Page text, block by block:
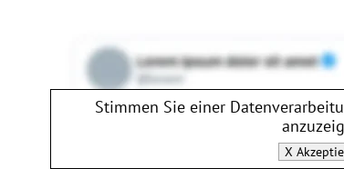
Stimmen Sie einer
X